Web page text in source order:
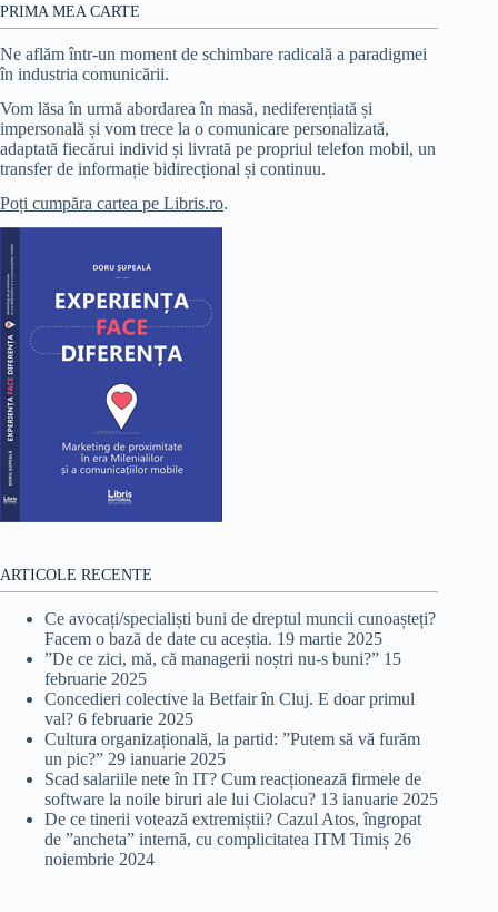
PRIMA MEA CARTE
Ne aflăm într-un moment de schimbare radicală a paradigmei
în industria comunicării.
Vom lăsa în urmă abordarea în masă, nediferențiată și
impersonală și vom trece la o comunicare personalizată,
adaptată fiecărui individ și livrată pe propriul telefon mobil, un
transfer de informație bidirecțional și continuu.
Poți cumpăra cartea pe Libris.ro.
ARTICOLE RECENTE
Ce avocați/specialiști buni de dreptul muncii cunoașteți?
Facem o bază de date cu aceștia. 19 martie 2025
”De ce zici, mă, că managerii noștri nu-s buni?” 15
februarie 2025
Concedieri colective la Betfair în Cluj. E doar primul
val? 6 februarie 2025
Cultura organizațională, la partid: ”Putem să vă furăm
un pic?” 29 ianuarie 2025
Scad salariile nete în IT? Cum reacționează firmele de
software la noile biruri ale lui Ciolacu? 13 ianuarie 2025
De ce tinerii votează extremiștii? Cazul Atos, îngropat
de ”ancheta” internă, cu complicitatea ITM Timiș 26
noiembrie 2024